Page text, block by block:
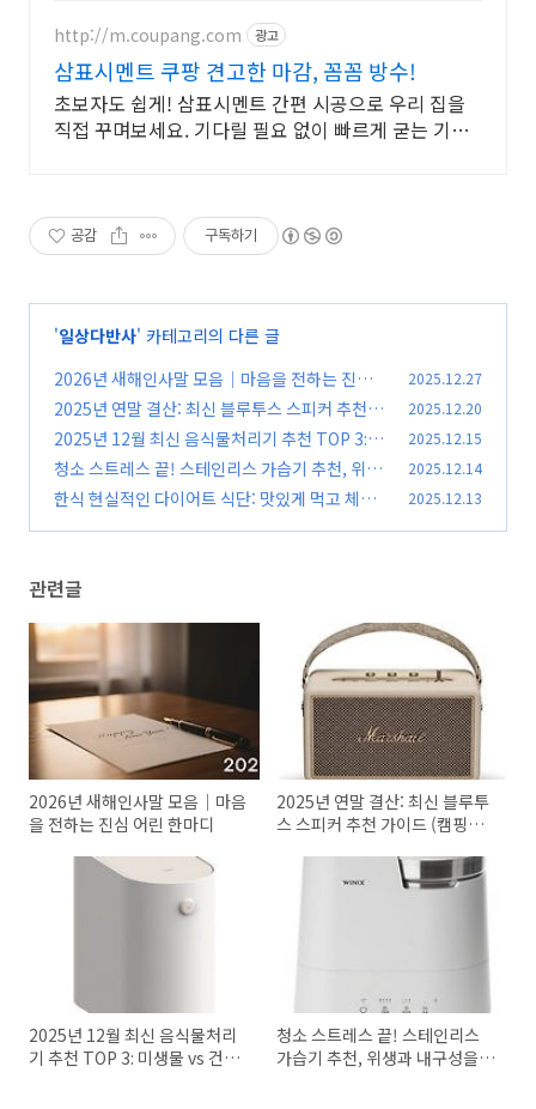
http://m.coupang.com 광고
삼표시멘트 쿠팡 견고한 마감, 꼼꼼 방수!
초보자도 쉽게! 삼표시멘트 간편 시공으로 우리 집을
직접 꾸며보세요. 기다릴 필요 없이 빠르게 굳는 기초
공감 구독하기
'일상다반사' 카테고리의 다른 글
2026년 새해인사말 모음｜마음을 전하는 진심
어린 한마디
(0)
2025.12.27
2025년 연말 결산: 최신 블루투스 스피커 추천 가
이드 (캠핑용 가성비부터 인테리어용까지)
(0)
2025.12.20
2025년 12월 최신 음식물처리기 추천 TOP 3: 미
생물 vs 건조분쇄 승자는? (전기세, 소음, 단점 완
벽 정리)
(0)
2025.12.15
청소 스트레스 끝! 스테인리스 가습기 추천, 위생
과 내구성을 동시에 잡는 3가지 비결
(0)
2025.12.14
한식 현실적인 다이어트 식단: 맛있게 먹고 체중
2025.12.13
관련글
2026년 새해인사말 모음｜마음
을 전하는 진심 어린 한마디
2025년 연말 결산: 최신 블루투
스 스피커 추천 가이드 (캠핑용
2025년 12월 최신 음식물처리
기 추천 TOP 3: 미생물 vs 건조
청소 스트레스 끝! 스테인리스
가습기 추천, 위생과 내구성을